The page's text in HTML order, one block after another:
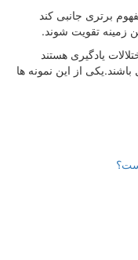
برتری جانبی کند
زمینه تقویت شوند.
یادگیری هستند
از این نمونه ها